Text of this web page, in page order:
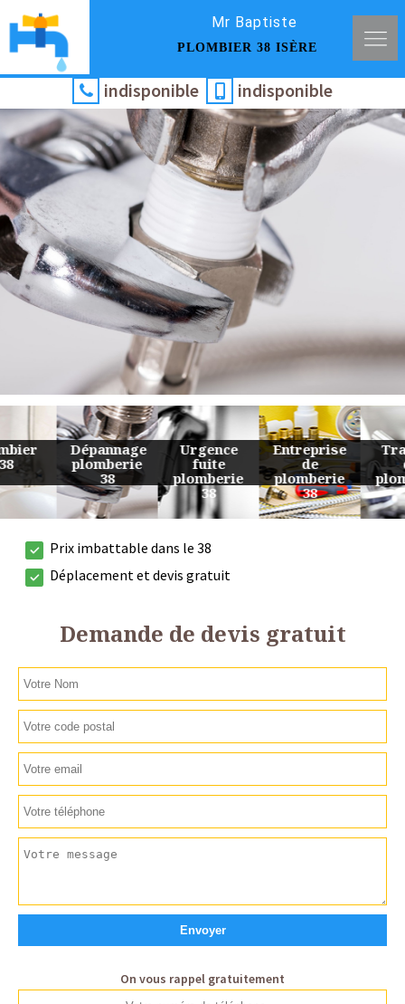
Mr Baptiste
PLOMBIER 38 ISÈRE
indisponible indisponible
Urgence
plomberie
38
Entreprise
plomberie
38
Travaux
de
plomberie
38
Devis
plomberie
38
Prix imbattable dans le 38
Déplacement et devis gratuit
Demande de devis gratuit
On vous rappel gratuitement